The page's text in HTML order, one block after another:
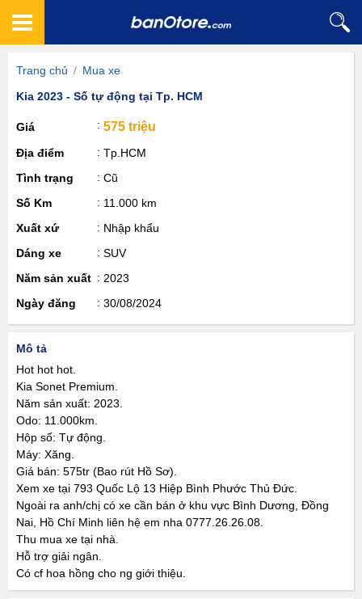
Trang chủ / Mua xe
Kia 2023 - Số tự động tại Tp. HCM
Giá 575 triệu
Địa điểm
Tp.HCM
Tình trạng
Cũ
Số Km
11.000 km
Xuất xứ
Nhập khẩu
Dáng xe
SUV
Năm sản xuất
2023
Ngày đăng
30/08/2024
Mô tả
Hot hot hot.
Kia Sonet Premium.
Năm sản xuất: 2023.
Odo: 11.000km.
Hộp số: Tự động.
Máy: Xăng.
Giá bán: 575tr (Bao rút Hồ Sơ).
Xem xe tại 793 Quốc Lộ 13 Hiệp Bình Phước Thủ Đức.
Ngoài ra anh/chị có xe cần bán ở khu vực Bình Dương, Đồng
Nai, Hồ Chí Minh liên hệ em nha 0777.26.26.08.
Thu mua xe tại nhà.
Hỗ trợ giải ngân.
Có cf hoa hồng cho ng giới thiệu.